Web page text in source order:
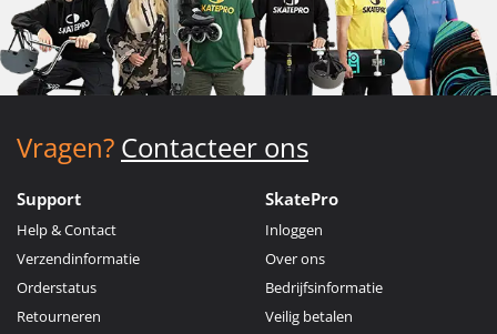
Vragen? Contacteer ons
Support
Help & Contact
Verzendinformatie
Orderstatus
Retourneren
SkatePro
Inloggen
Over ons
Bedrijfsinformatie
Veilig betalen